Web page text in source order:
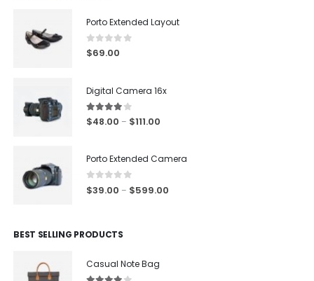
Porto Extended Layout
0out of 5
$69.00
Digital Camera 16x
4.00out of 5
$48.00 – $111.00
Porto Extended Camera
0 out of 5
$39.00 – $599.00
BEST SELLING PRODUCTS
Casual Note Bag